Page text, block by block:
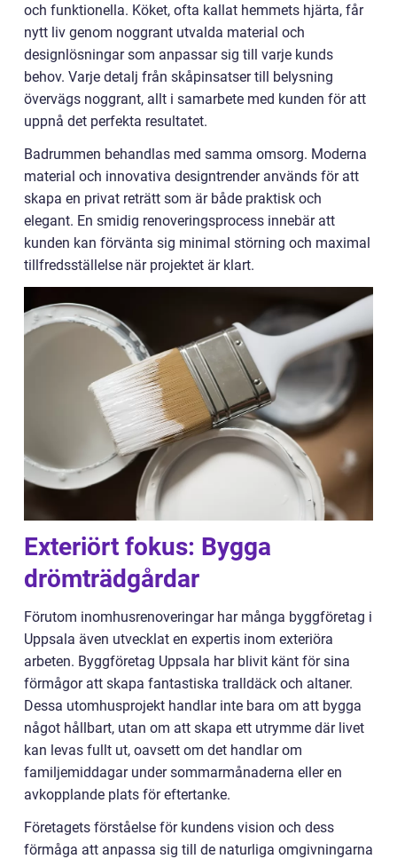
och funktionella. Köket, ofta kallat hemmets hjärta, får
nytt liv genom noggrant utvalda material och
designlösningar som anpassar sig till varje kunds
behov. Varje detalj från skåpinsatser till belysning
övervägs noggrant, allt i samarbete med kunden för att
uppnå det perfekta resultatet.
Badrummen behandlas med samma omsorg. Moderna
material och innovativa designtrender används för att
skapa en privat reträtt som är både praktisk och
elegant. En smidig renoveringsprocess innebär att
kunden kan förvänta sig minimal störning och maximal
tillfredsställelse när projektet är klart.
Exteriört fokus: Bygga
drömträdgårdar
Förutom inomhusrenoveringar har många byggföretag i
Uppsala även utvecklat en expertis inom exteriöra
arbeten. Byggföretag Uppsala har blivit känt för sina
förmågor att skapa fantastiska tralldäck och altaner.
Dessa utomhusprojekt handlar inte bara om att bygga
något hållbart, utan om att skapa ett utrymme där livet
kan levas fullt ut, oavsett om det handlar om
familjemiddagar under sommarmånaderna eller en
avkopplande plats för eftertanke.
Företagets förståelse för kundens vision och dess
förmåga att anpassa sig till de naturliga omgivningarna